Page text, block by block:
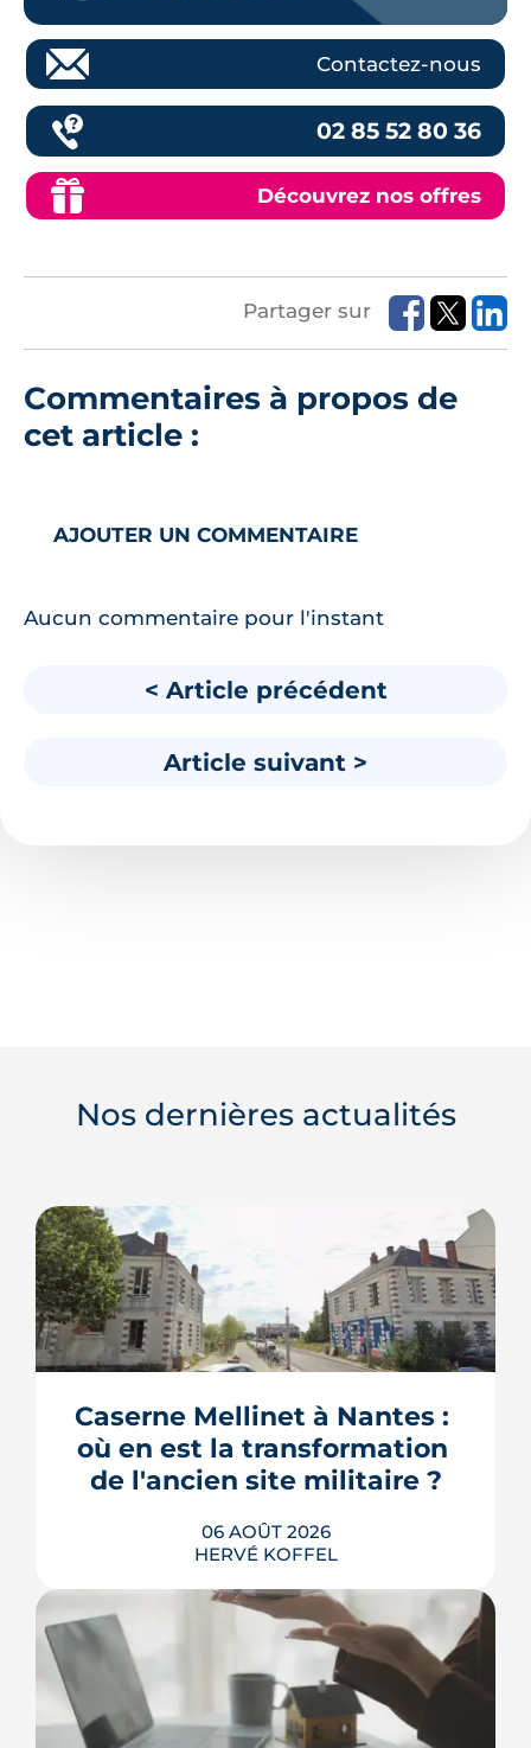
Contactez-nous
02 85 52 80 36
Découvrez nos offres
Partager sur
Commentaires à propos de
cet article :
AJOUTER UN COMMENTAIRE
Aucun commentaire pour l'instant
< Article précédent
Article suivant >
Nos dernières actualités
Caserne Mellinet à Nantes :
où en est la transformation
de l'ancien site militaire ?
06 AOÛT 2026
HERVÉ KOFFEL
L'ancienne caserne Mellinet devient un
quartier habité de treize hectares et